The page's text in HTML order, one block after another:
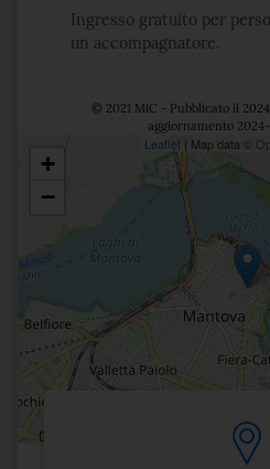
Ingresso gratuito per
un accompagnatore.
© 2021 MiC - Pubblicato il
aggiornamento 2024-
Posizione
+
−
Leaflet | Map data ©